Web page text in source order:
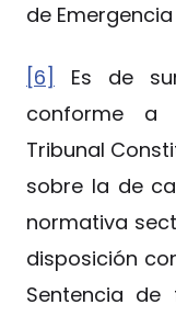
de
[6]
Es de
conforme a
Tribunal
sobre la de
normativa
disposición
Sentencia